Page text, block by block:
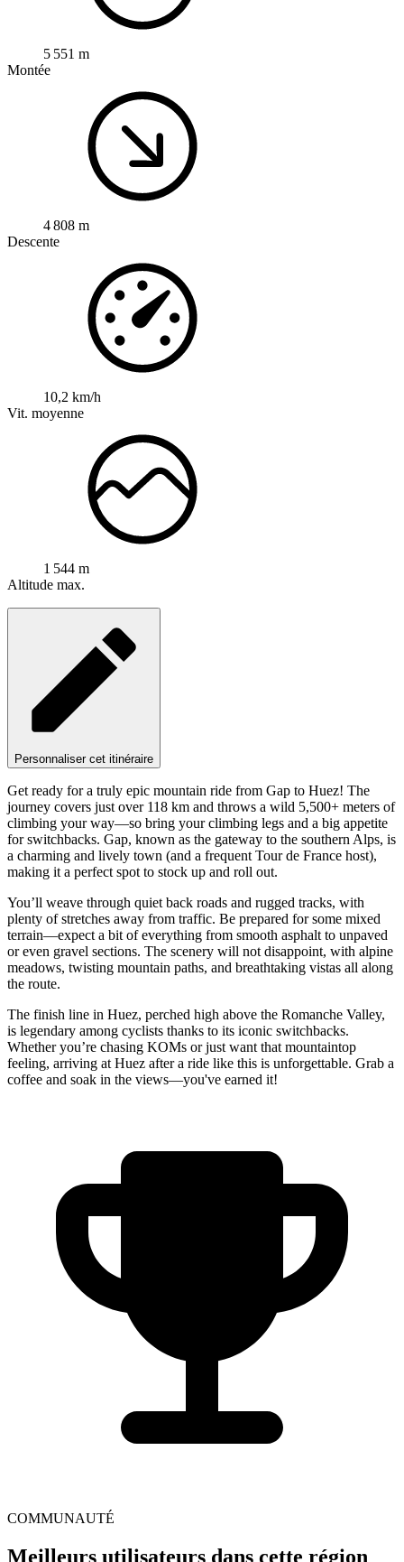
5 551 m
Montée
4 808 m
Descente
10,2 km/h
Vit. moyenne
1 544 m
Altitude max.
Personnaliser cet itinéraire
Get ready for a truly epic mountain ride from Gap to Huez! The
journey covers just over 118 km and throws a wild 5,500+ meters of
climbing your way—so bring your climbing legs and a big appetite
for switchbacks. Gap, known as the gateway to the southern Alps, is
a charming and lively town (and a frequent Tour de France host),
making it a perfect spot to stock up and roll out.
You’ll weave through quiet back roads and rugged tracks, with
plenty of stretches away from traffic. Be prepared for some mixed
terrain—expect a bit of everything from smooth asphalt to unpaved
or even gravel sections. The scenery will not disappoint, with alpine
meadows, twisting mountain paths, and breathtaking vistas all along
the route.
The finish line in Huez, perched high above the Romanche Valley,
is legendary among cyclists thanks to its iconic switchbacks.
Whether you’re chasing KOMs or just want that mountaintop
feeling, arriving at Huez after a ride like this is unforgettable. Grab a
coffee and soak in the views—you've earned it!
COMMUNAUTÉ
Meilleurs utilisateurs dans cette région